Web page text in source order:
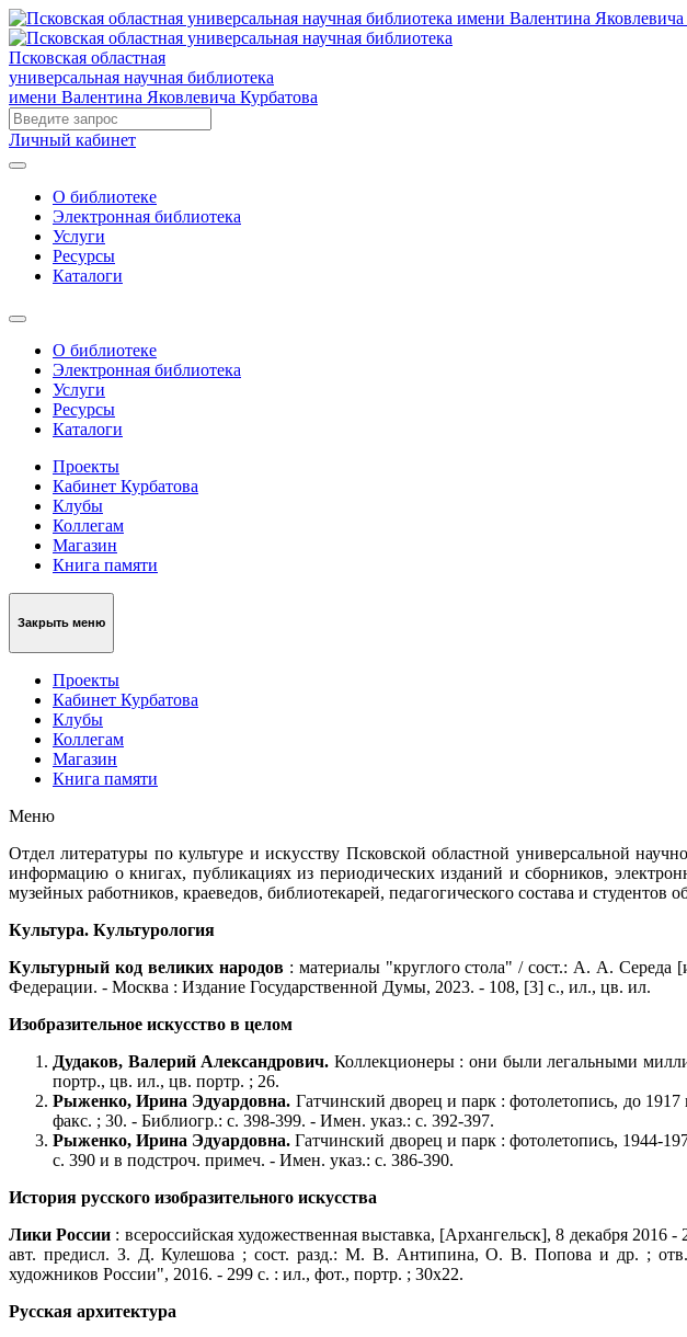
Псковская областная
универсальная научная библиотека
имени Валентина Яковлевича Курбатова
Личный кабинет
О библиотеке
Электронная библиотека
Услуги
Ресурсы
Каталоги
О библиотеке
Электронная библиотека
Услуги
Ресурсы
Каталоги
Проекты
Кабинет Курбатова
Клубы
Коллегам
Магазин
Книга памяти
Закрыть меню
Проекты
Кабинет Курбатова
Клубы
Коллегам
Магазин
Книга памяти
Меню
Отдел литературы по культуре и искусству Псковской областной универсальной
информацию о книгах, публикациях из периодических изданий и сборников,
музейных работников, краеведов, библиотекарей, педагогического состава и
Культура. Культурология
Культурный код великих народов: материалы "круглого стола" / сост.: А. А. Середа
Федерации. - Москва : Издание Государственной Думы, 2023. - 108, [3] с., ил., цв. ил.
Изобразительное искусство в целом
Дудаков, Валерий Александрович. Коллекционеры : они были легальными
портр., цв. ил., цв. портр. ; 26.
Рыженко, Ирина Эдуардовна. Гатчинский дворец и парк : фотолетопись, до
факс. ; 30. - Библиогр.: с. 398-399. - Имен. указ.: с. 392-397.
Рыженко, Ирина Эдуардовна. Гатчинский дворец и парк : фотолетопись, 1944-
с. 390 и в подстроч. примеч. - Имен. указ.: с. 386-390.
История русского изобразительного искусства
Лики России : всероссийская художественная выставка, [Архангельск], 8 декабря
авт. предисл. З. Д. Кулешова ; сост. разд.: М. В. Антипина, О. В. Попова и др. ; отв.
художников России", 2016. - 299 с. : ил., фот., портр. ; 30х22.
Русская архитектура